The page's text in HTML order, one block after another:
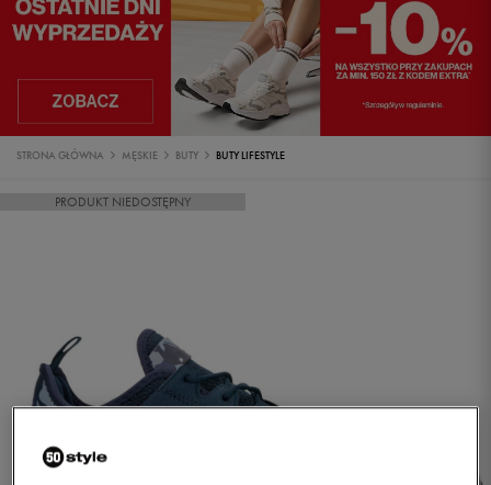
STRONA GŁÓWNA MĘSKIE BUTY BUTY LIFESTYLE
PRODUKT NIEDOSTĘPNY